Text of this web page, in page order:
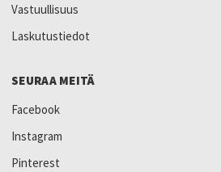
Vastuullisuus
Laskutustiedot
SEURAA MEITÄ
Facebook
Instagram
Pinterest